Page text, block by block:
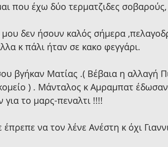
που έχω δύο τερματζιδες
μου δεν ήσουν καλός σήμερα
κ πάλι ήταν σε κακο φεγγάρι.
βγήκαν Ματίας .( Βέβαια η αλλαγή
) . Μάνταλος κ Αμραμπατ
το μαρς-πεναλτι !!!!
να τον λένε Ανέστη κ όχι